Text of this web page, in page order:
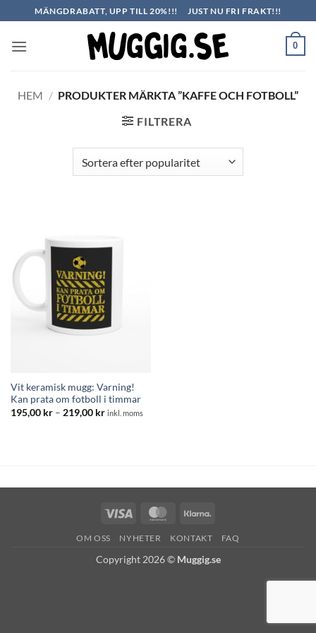
to
content
MÄNGDRABATT, UPP TILL 20%!!! JUST NU FRI FRAKT!!!
0
HEM / PRODUKTER MÄRKTA ”KAFFE OCH FOTBOLL”
FILTRERA
Vit keramisk mugg: Varning!
Kan prata om fotboll i timmar
195,00 kr – 219,00 krPrisintervall:
inkl. moms
Visa MasterCard
OM OSS NYHETER KONTAKT FAQ
Copyright 2026 © Muggig.se